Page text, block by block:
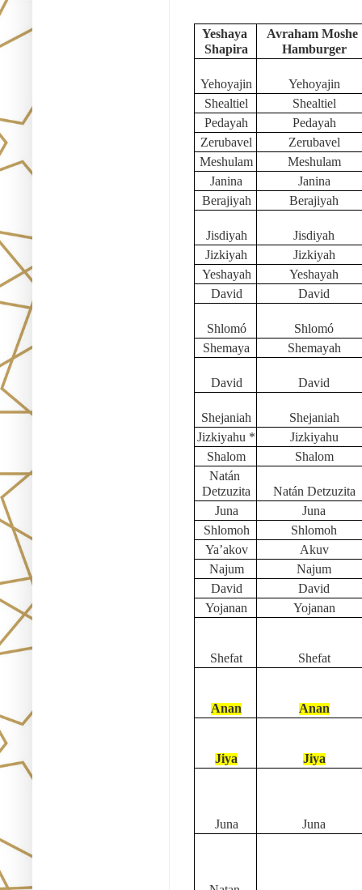
Yeshaya
Shapira
Avraham Moshe
Hamburger
Yehoyajin
Yehoyajin
Shealtiel
Shealtiel
Pedayah
Pedayah
Zerubavel
Zerubavel
Meshulam
Meshulam
Janina
Janina
Berajiyah
Berajiyah
Jisdiyah
Jisdiyah
Jizkiyah
Jizkiyah
Yeshayah
Yeshayah
David
David
Shlomó
Shlomó
Shemaya
Shemayah
David David
Shejaniah
Shejaniah
Jizkiyahu *
Jizkiyahu
Shalom
Shalom
Natán
Detzuzita
Natán Detzuzita
Juna
Juna
Shlomoh
Shlomoh
Ya’akov
Akuv
Najum
Najum
David
David
Yojanan
Yojanan
Shefat Shefat
Anan Anan
Jiya Jiya
Juna Juna